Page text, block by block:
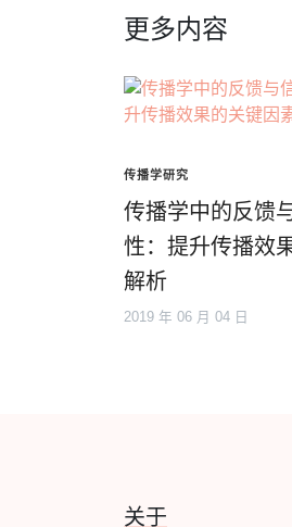
更多内容
传播学研究
传播学中的反馈
性：提升传播效
解析
2019 年 06 月 04 日
关于